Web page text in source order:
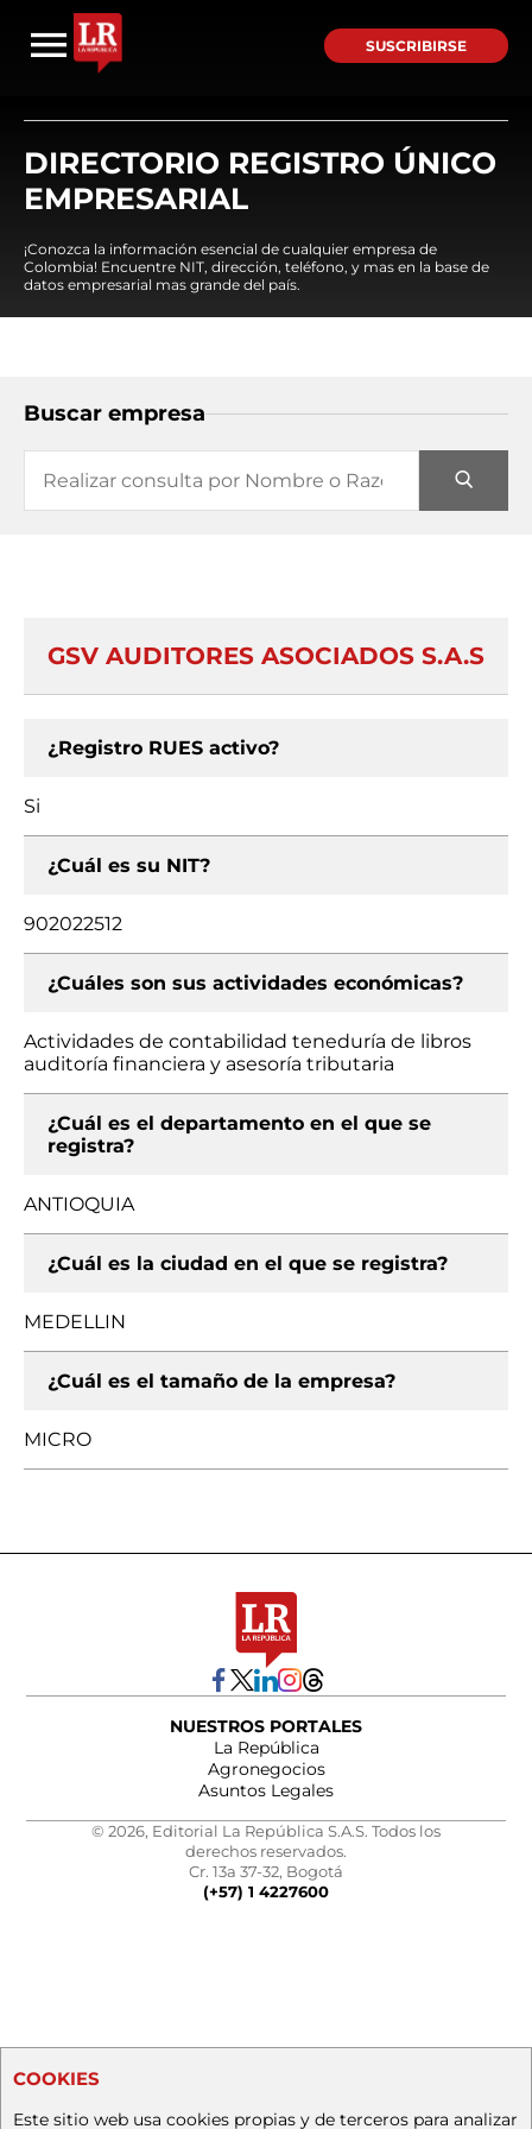
SUSCRIBIRSE
DIRECTORIO REGISTRO ÚNICO
EMPRESARIAL
¡Conozca la información esencial de cualquier empresa de
Colombia! Encuentre NIT, dirección, teléfono, y mas en la base de
datos empresarial mas grande del país.
Buscar empresa
GSV AUDITORES ASOCIADOS S.A.S
¿Registro RUES activo?
Si
¿Cuál es su NIT?
902022512
¿Cuáles son sus actividades económicas?
Actividades de contabilidad teneduría de libros
auditoría financiera y asesoría tributaria
¿Cuál es el departamento en el que se
registra?
ANTIOQUIA
¿Cuál es la ciudad en el que se registra?
MEDELLIN
¿Cuál es el tamaño de la empresa?
MICRO
NUESTROS PORTALES
La República
Agronegocios
Asuntos Legales
© 2026, Editorial La República S.A.S. Todos los
derechos reservados.
Cr. 13a 37-32, Bogotá
(+57) 1 4227600
COOKIES
Este sitio web usa cookies propias y de terceros para analizar